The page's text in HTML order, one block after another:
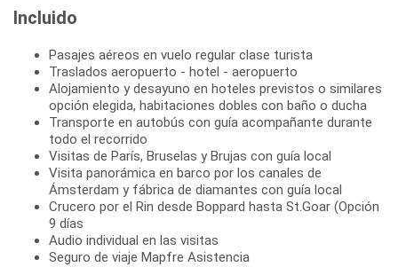
Incluido
Pasajes aéreos en vuelo regular clase turista
Traslados aeropuerto - hotel - aeropuerto
Alojamiento y desayuno en hoteles previstos o similares
opción elegida, habitaciones dobles con baño o ducha
Transporte en autobús con guía acompañante durante
todo el recorrido
Visitas de París, Bruselas y Brujas con guía local
Visita panorámica en barco por los canales de
Ámsterdam y fábrica de diamantes con guía local
Crucero por el Rin desde Boppard hasta St.Goar (Opción
9 días
Audio individual en las visitas
Seguro de viaje Mapfre Asistencia